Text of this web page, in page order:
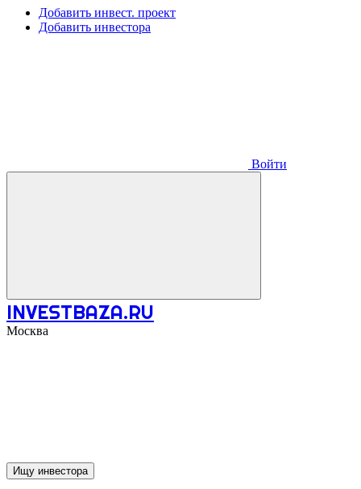
Добавить инвест. проект
Добавить инвестора
Войти
INVESTBAZA.RU
Москва
Ищу инвестора